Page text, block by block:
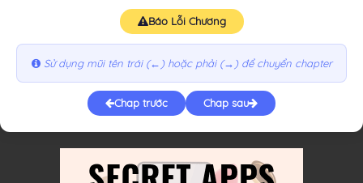
Báo Lỗi Chương
Sử dụng mũi tên trái (←) hoặc phải (→) để chuyển chapter
Chap trước Chap sau